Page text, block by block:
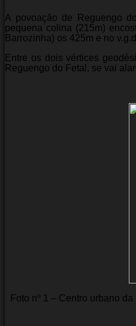
A povoação de Reguengo
pequena colina (215m)
Barrozinha) os 425m e no
Entre os dois vértices
Reguengo do Fetal, se vai
Foto nº 1 – Centro urbano